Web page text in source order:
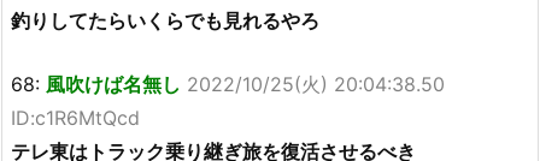
釣りしてたらいくらでも見れるやろ
68: 風吹けば名無し 2022/10/25(火) 20:04:38.50
ID:c1R6MtQcd
テレ東はトラック乗り継ぎ旅を復活させるべき